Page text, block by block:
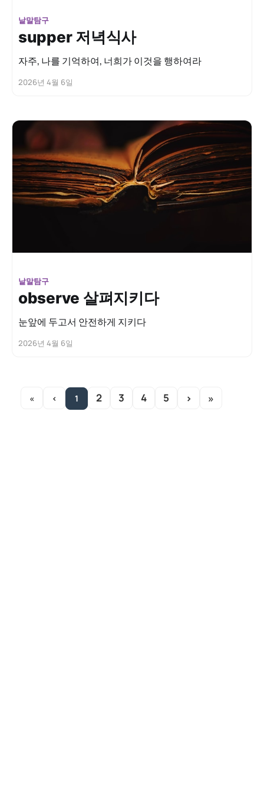
낱말탐구
supper 저녁식사
자주, 나를 기억하여, 너희가 이것을 행하여라
2026년 4월 6일
낱말탐구
observe 살펴지키다
눈앞에 두고서 안전하게 지키다
2026년 4월 6일
« ‹ 1 2 3 4 5 › »